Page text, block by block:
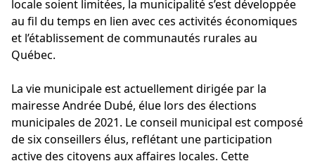
locale soient limitées, la municipalité s’est développée
au fil du temps en lien avec ces activités économiques
et l’établissement de communautés rurales au
Québec.
La vie municipale est actuellement dirigée par la
mairesse Andrée Dubé, élue lors des élections
municipales de 2021. Le conseil municipal est composé
de six conseillers élus, reflétant une participation
active des citoyens aux affaires locales. Cette